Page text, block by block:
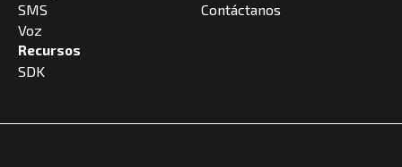
SMS
Voz
Recursos
SDK
Contáctanos